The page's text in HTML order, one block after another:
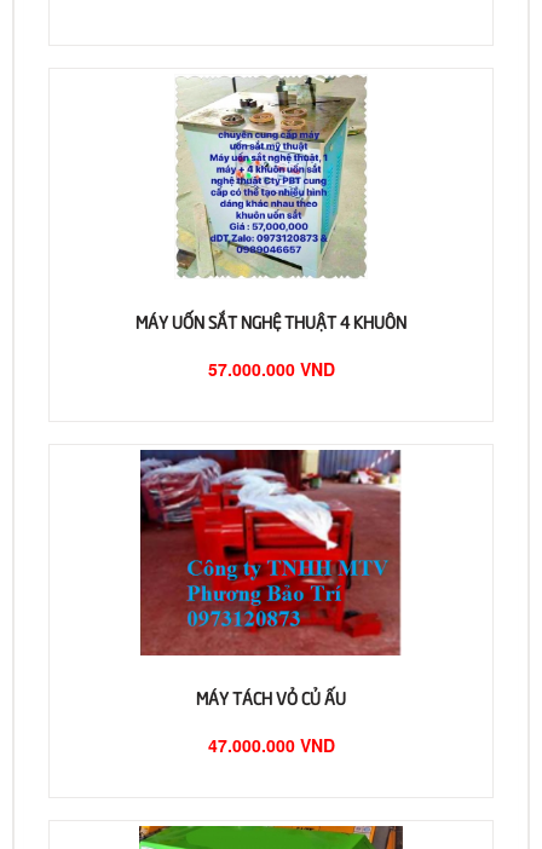
MÁY UỐN SẮT NGHỆ THUẬT 4 KHUÔN
57.000.000 VND
MÁY TÁCH VỎ CỦ ẤU
47.000.000 VND